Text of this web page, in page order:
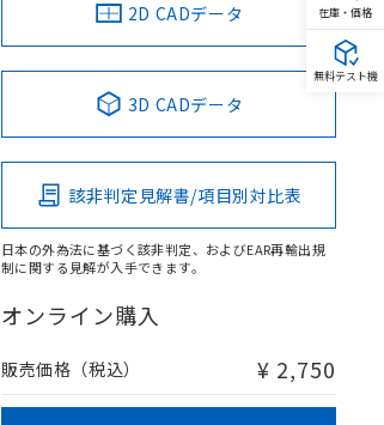
2D CADデータ
3D CADデータ
該非判定見解書/項目別対比表
日本の外為法に基づく該非判定、およびEAR再輸出規
制に関する見解が入手できます。
オンライン購入
販売価格（税込） ¥ 2,750
在庫・価格
無料テスト機